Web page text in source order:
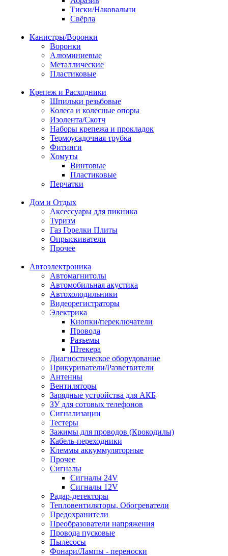
Тиски/Наковальни
Свёрла
Канистры/Воронки
Воронки
Алюминиевые
Металлические
Пластиковые
Крепеж и Расходники
Шпильки резьбовые
Колеса и колесные опоры
Изолента/Скотч
Наборы крепежа и прокладок
Термоусадочная трубка
Фитинги
Хомуты
Винтовые
Пластиковые
Перчатки
Дом и Отдых
Аксессуары для пикника
Туризм
Газ Горелки Плиты
Опрыскиватели
Прочее
Автоэлектроника
Автомагнитолы
Автомобильная акустика
Автохолодильники
Видеорегистраторы
Электрика
Кнопки/переключатели
Провода
Разъемы
Штекера
Диагностическое оборудование
Прикуриватели/Разветвители
Антенны
Вентиляторы
Зарядные устройства для АКБ
ЗУ для сотовых телефонов
Сигнализации
Тестеры
Зажимы для проводов (Крокодилы)
Кабель-переходники
Клеммы аккуммуляторные
Прочее
Сигналы
Сигналы 24V
Сигналы 12V
Радар-детекторы
Тепловентиляторы, Обогреватели
Предохранители
Преобразователи напряжения
Провода пусковые
Пылесосы
Фонари/Лампы - переноски